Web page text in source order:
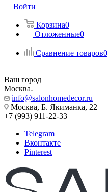
Войти
Корзина0
Отложенные0
Сравнение товаров0
Ваш город
Москва
info@salonhomedecor.ru
Москва, Б. Якиманка, 22
+7 (993) 911-22-33
Telegram
Вконтакте
Pinterest